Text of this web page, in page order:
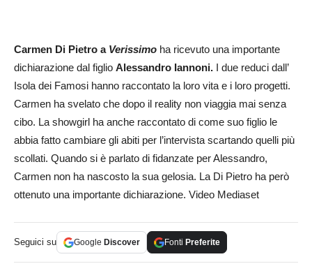
Carmen Di Pietro a Verissimo ha ricevuto una importante
dichiarazione dal figlio Alessandro Iannoni.
I due reduci dall’
Isola dei Famosi hanno raccontato la loro vita e i loro progetti.
Carmen ha svelato che dopo il reality non viaggia mai senza
cibo. La showgirl ha anche raccontato di come suo figlio le
abbia fatto cambiare gli abiti per l’intervista scartando quelli più
scollati. Quando si è parlato di fidanzate per Alessandro,
Carmen non ha nascosto la sua gelosia. La Di Pietro ha però
ottenuto una importante dichiarazione. Video Mediaset
Seguici su Google Discover Fonti Preferite